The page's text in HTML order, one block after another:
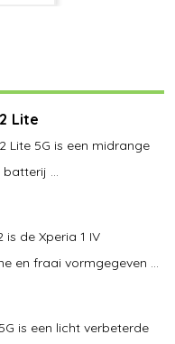
Lite
Lite 5G is een midrange
...
de Xperia 1 IV
en fraai vormgegeven ...
is een licht verbeterde